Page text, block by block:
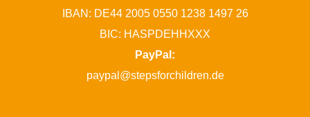
IBAN: DE44 2005 0550 1238 1497 26
BIC: HASPDEHHXXX
PayPal:
paypal@stepsforchildren.de